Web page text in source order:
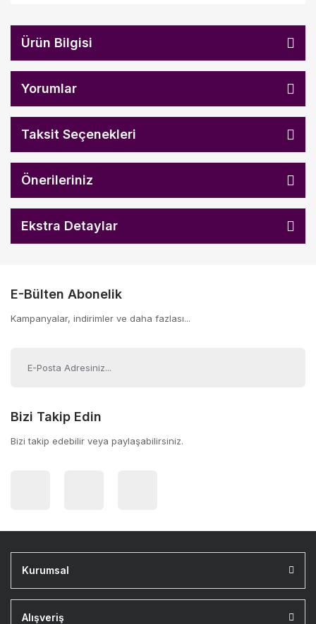
Ürün Bilgisi
Yorumlar
Taksit Seçenekleri
Önerileriniz
Ekstra Detaylar
E-Bülten Abonelik
Kampanyalar, indirimler ve daha fazlası...
Bizi Takip Edin
Bizi takip edebilir veya paylaşabilirsiniz.
Kurumsal
Alışveriş